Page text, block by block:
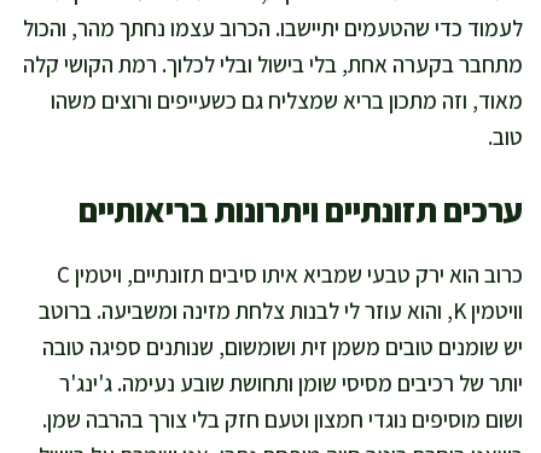
לעמוד כדי שהטעמים יתיישבו. הכרוב עצמו נחתך מהר, והכול
מתחבר בקערה אחת, בלי בישול ובלי לכלוך. רמת הקושי קלה
מאוד, וזה מתכון בריא שמצליח גם כשעייפים ורוצים משהו
טוב.
ערכים תזונתיים ויתרונות בריאותיים
כרוב הוא ירק טבעי שמביא איתו סיבים תזונתיים, ויטמין C
וויטמין K, והוא עוזר לי לבנות צלחת מזינה ומשביעה. ברוטב
יש שומנים טובים משמן זית ושומשום, שנותנים ספיגה טובה
יותר של רכיבים מסיסי שומן ותחושת שובע נעימה. ג'ינג'ר
ושום מוסיפים נוגדי חמצון וטעם חזק בלי צורך בהרבה שמן.